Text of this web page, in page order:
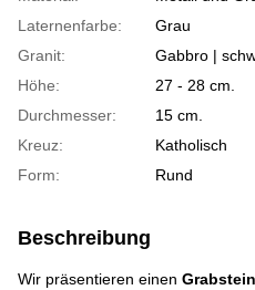
Laternenfarbe:
Grau
Granit:
Gabbro |
Höhe:
27 - 28 cm.
Durchmesser:
15 cm.
Kreuz:
Katholisch
Form:
Rund
Beschreibung
Wir präsentieren einen